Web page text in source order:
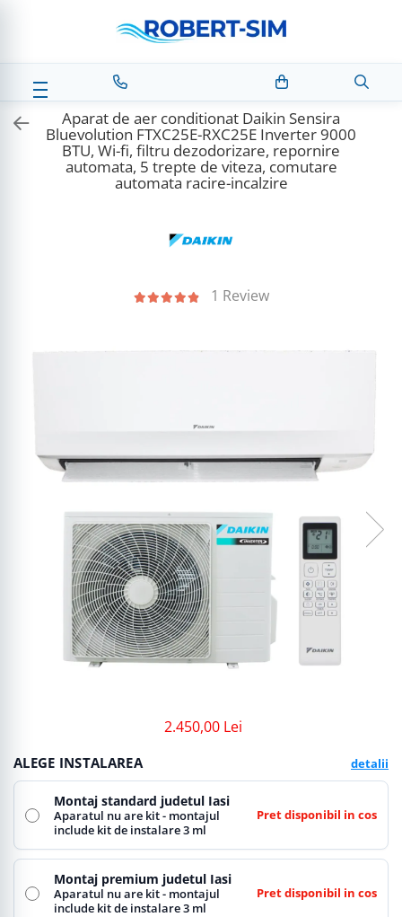
Aparat de aer conditionat Daikin Sensira
Bluevolution FTXC25E-RXC25E Inverter 9000
BTU, Wi-fi, filtru dezodorizare, repornire
automata, 5 trepte de viteza, comutare
automata racire-incalzire
1 Review
2.450,00 Lei
ALEGE INSTALAREA detalii
Montaj standard judetul Iasi
Aparatul nu are kit - montajul
include kit de instalare 3 ml
Pret disponibil in cos
Montaj premium judetul Iasi
Aparatul nu are kit - montajul
include kit de instalare 3 ml
Pret disponibil in cos